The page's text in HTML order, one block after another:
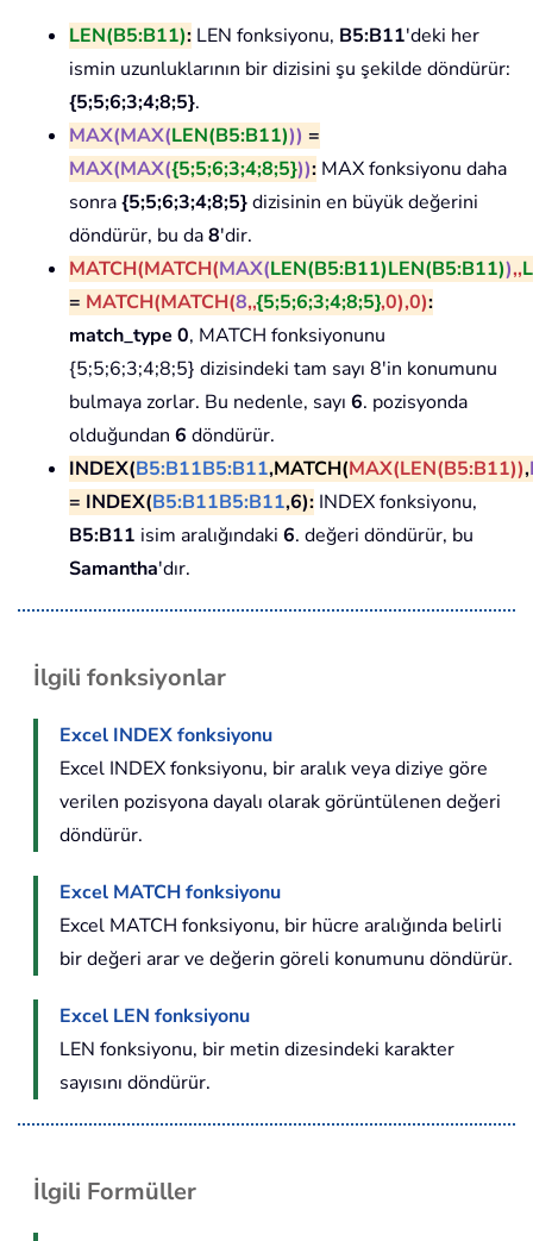
LEN(B5:B11): LEN fonksiyonu, B5:B11'deki her
ismin uzunluklarının bir dizisini şu şekilde döndürür:
{5;5;6;3;4;8;5}.
MAX(MAX(LEN(B5:B11))) =
MAX(MAX({5;5;6;3;4;8;5})): MAX fonksiyonu daha
sonra{5;5;6;3;4;8;5}dizisinin en büyük değerini
döndürür, bu da8'dir.
MATCH(MATCH(MAX(LEN(B5:B11)LEN(B5:B11)),,
= MATCH(MATCH(8,,{5;5;6;3;4;8;5},0),0):
match_type 0, MATCH fonksiyonunu
{5;5;6;3;4;8;5} dizisindeki tam sayı 8'in konumunu
bulmaya zorlar. Bu nedenle, sayı 6. pozisyonda
olduğundan 6 döndürür.
INDEX(B5:B11B5:B11,MATCH(MAX(LEN(B5:B11)),
= INDEX(B5:B11B5:B11,6): INDEX fonksiyonu,
B5:B11 isim aralığındaki 6. değeri döndürür, bu
Samantha'dır.
İlgili fonksiyonlar
Excel INDEX fonksiyonu
Excel INDEX fonksiyonu, bir aralık veya diziye göre
verilen pozisyona dayalı olarak görüntülenen değeri
döndürür.
Excel MATCH fonksiyonu
Excel MATCH fonksiyonu, bir hücre aralığında belirli
bir değeri arar ve değerin göreli konumunu döndürür.
Excel LEN fonksiyonu
LEN fonksiyonu, bir metin dizesindeki karakter
sayısını döndürür.
İlgili Formüller